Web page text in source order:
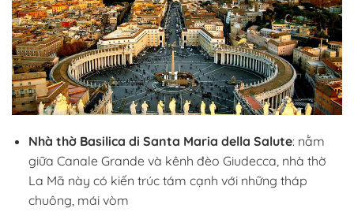
Nhà thờ Basilica di Santa Maria della Salute: nằm
giữa Canale Grande và kênh đèo Giudecca, nhà thờ
La Mã này có kiến trúc tám cạnh với những tháp
chuông, mái vòm